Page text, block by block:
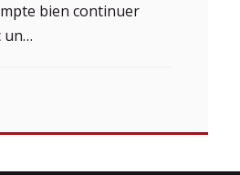
bien continuer
un…